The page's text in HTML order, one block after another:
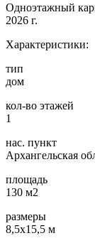
Одноэтажный
2026 г.
Характеристики:
тип
дом
кол-во этажей
1
нас. пункт
Архангельская
площадь
130 м2
размеры
8,5х15,5 м